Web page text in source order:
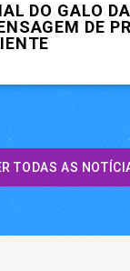
DO GALO
DE
TODAS AS